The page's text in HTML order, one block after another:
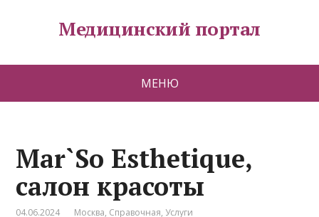
Медицинский портал
МЕНЮ
Mar`So Esthetique,
салон красоты
04.06.2024 Москва, Справочная, Услуги